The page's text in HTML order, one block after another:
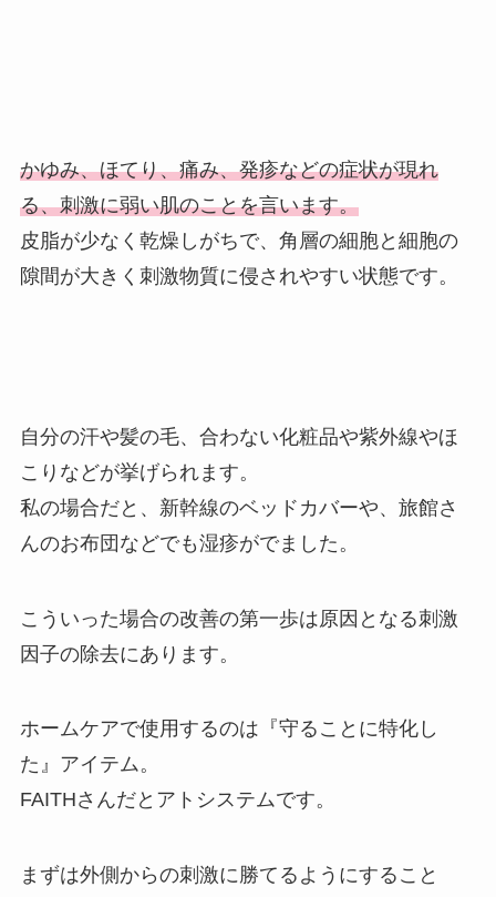
かゆみ、ほてり、痛み、発疹などの症状が現れ
る、刺激に弱い肌のことを言います。
皮脂が少なく乾燥しがちで、角層の細胞と細胞の
隙間が大きく刺激物質に侵されやすい状態です。
自分の汗や髪の毛、合わない化粧品や紫外線やほ
こりなどが挙げられます。
私の場合だと、新幹線のベッドカバーや、旅館さ
んのお布団などでも湿疹がでました。
こういった場合の改善の第一歩は原因となる刺激
因子の除去にあります。
ホームケアで使用するのは『守ることに特化し
た』アイテム。
FAITHさんだとアトシステムです。
まずは外側からの刺激に勝てるようにすること